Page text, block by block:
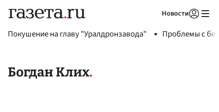
Новости
Покушение на главу "Уралдронзавода" Проблемы с
Богдан Клих